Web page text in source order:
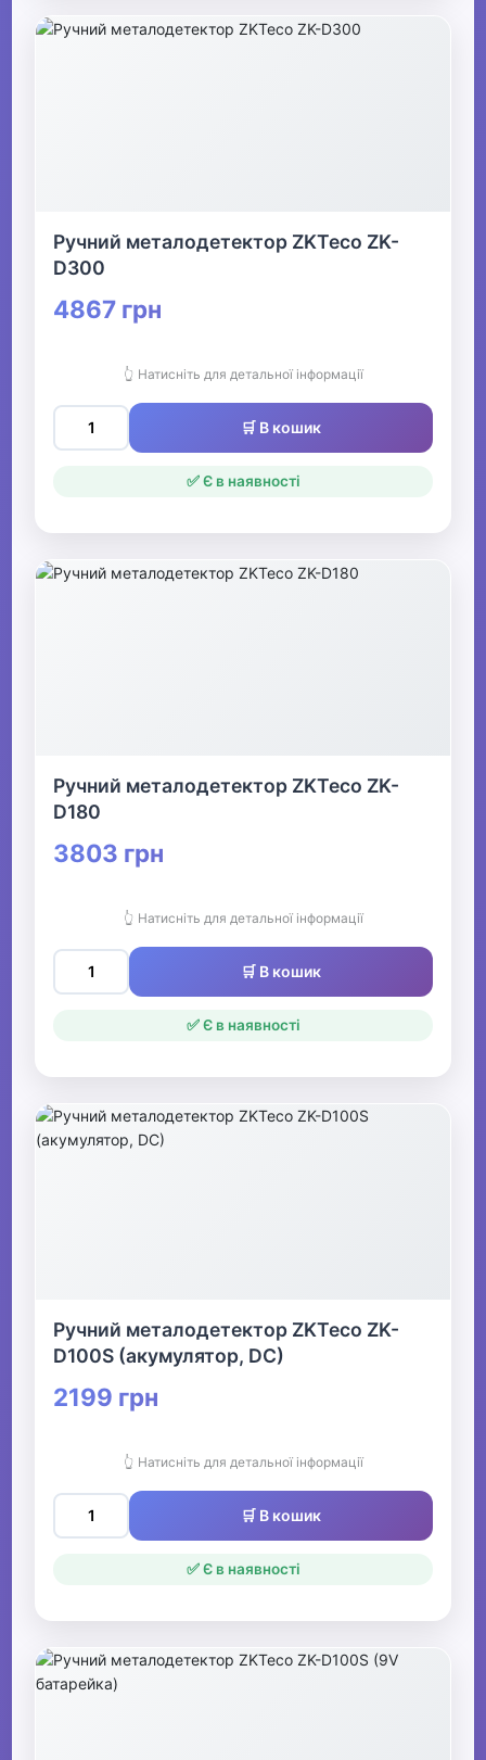
Ручний металодетектор ZKTeco ZK-
D300
4867 грн
👆 Натисніть для детальної інформації
🛒 В кошик
✅ Є в наявності
Ручний металодетектор ZKTeco ZK-
D180
3803 грн
👆 Натисніть для детальної інформації
🛒 В кошик
✅ Є в наявності
Ручний металодетектор ZKTeco ZK-
D100S (акумулятор, DC)
2199 грн
👆 Натисніть для детальної інформації
🛒 В кошик
✅ Є в наявності